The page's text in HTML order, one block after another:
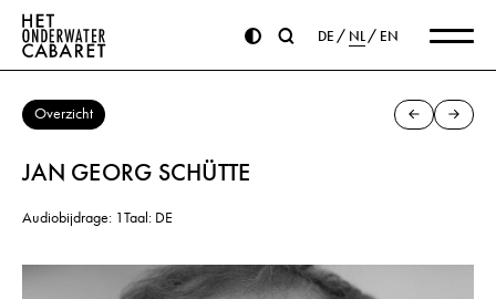
DE NL EN
Overzicht
JAN GEORG SCHÜTTE
Audiobijdrage: 1Taal: DE